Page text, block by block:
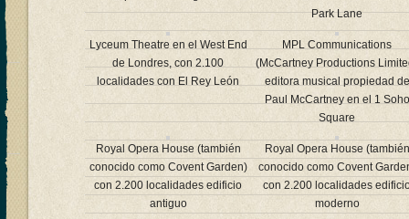
Park Lane
Lyceum Theatre en el West End
de Londres, con 2.100
localidades con El Rey León
MPL Communications
(McCartney Productions
editora musical propiedad de
Paul McCartney en el 1 Soho
Square
Royal Opera House (también
conocido como Covent Garden)
con 2.200 localidades edificio
antiguo
Royal Opera House (también
conocido como Covent
con 2.200 localidades
moderno